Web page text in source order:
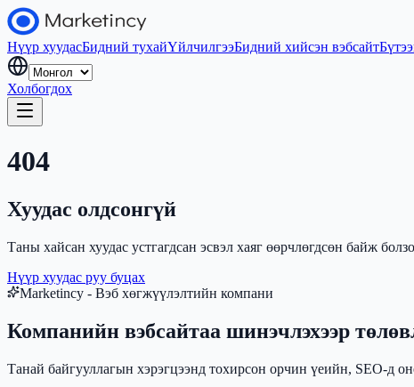
Нүүр хуудасБидний тухайҮйлчилгээБидний хийсэн вэбсайт
Холбогдох
404
Хуудас олдсонгүй
Таны хайсан хуудас устгагдсан эсвэл хаяг өөрчлөгдсөн байж
Нүүр хуудас руу буцах
Marketincy - Вэб хөгжүүлэлтийн компани
Компанийн вэбсайтаа шинэчлэхээр
Танай байгууллагын хэрэгцээнд тохирсон орчин үеийн, SEO-д